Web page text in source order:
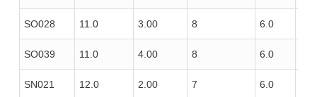
SO028 11.0 3.00 8 6.0
SO039 11.0 4.00 8 6.0
SN021 12.0 2.00 7 6.0